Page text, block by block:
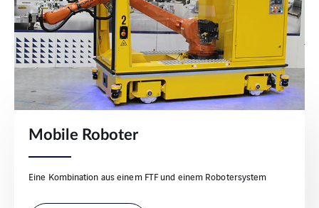
Mobile Roboter
Eine Kombination aus einem FTF und einem Robotersystem